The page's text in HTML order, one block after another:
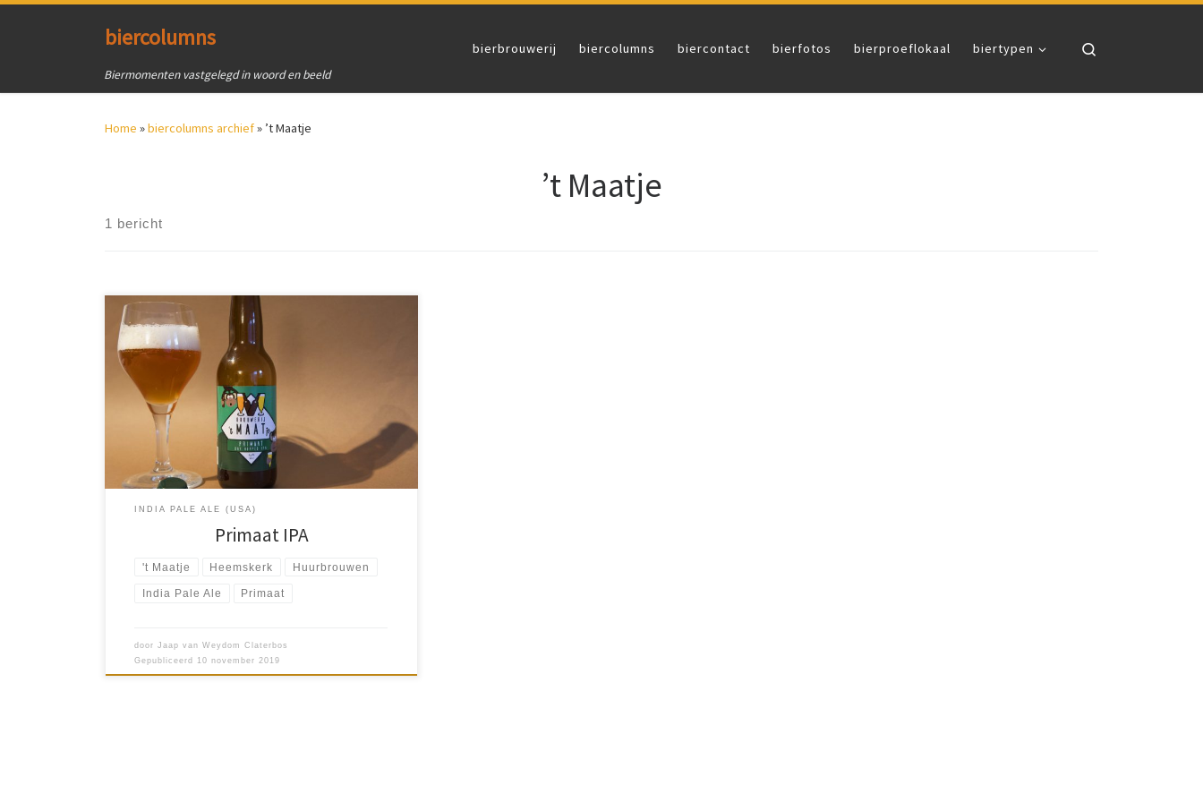
biercolumns
Biermomenten vastgelegd in woord en beeld
bierbrouwerij biercolumns biercontact bierfotos bierproeflokaal biertypen
Home »biercolumns archief» ’t Maatje
’t Maatje
1 bericht
De afgelopen jaren is het aantal bierbrouwerijen
explosief gegroeid. Met rasse schreden naderen we
de zevenhonderd. Als een 'biervlek' verspreiden de
brouwerijen zich over heel Nederland. Elke zich zelf
respecterende […]
INDIA PALE ALE (USA)
Primaat IPA
't Maatje Heemskerk Huurbrouwen
India Pale Ale Primaat
doorJaap van Weydom Claterbos
Gepubliceerd 10 november 2019